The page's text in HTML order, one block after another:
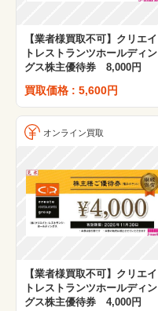
【業者様買取不可】クリエイ
トレストランツホールディン
グス株主優待券 8,000円
買取価格 : 5,600円
オンライン買取
【業者様買取不可】クリエイ
トレストランツホールディン
グス株主優待券 4,000円